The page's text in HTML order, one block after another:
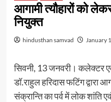
आगामी त्यौहारों को
नियुक्त
hindusthan samvad January
सिवनी, 13 जनवरी। कलेक्टर
डॉ.राहुल हरिदास फटिंग
संक्रान्ति का पर्व में लोक शांति